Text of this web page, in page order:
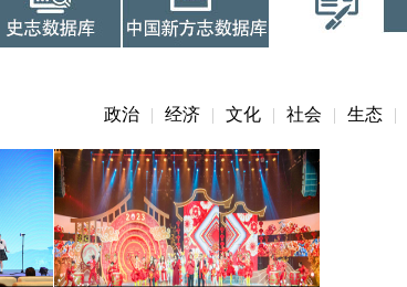
政治 | 经济 | 文化 | 社会 | 生态 |